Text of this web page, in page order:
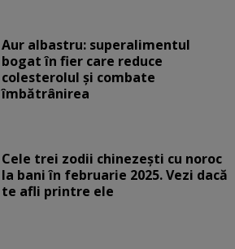
Aur albastru: superalimentul
bogat în fier care reduce
colesterolul și combate
îmbătrânirea
Cele trei zodii chinezești cu noroc
la bani în februarie 2025. Vezi dacă
te afli printre ele